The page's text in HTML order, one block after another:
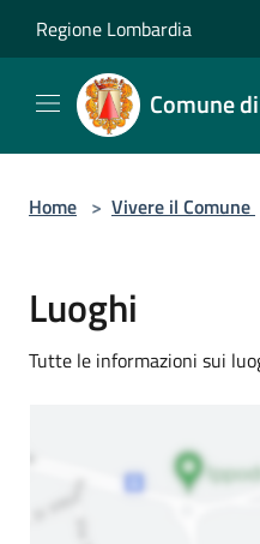
Regione Lombardia
Comune
Home > Vivere il Comune
Luoghi
Tutte le informazioni sui